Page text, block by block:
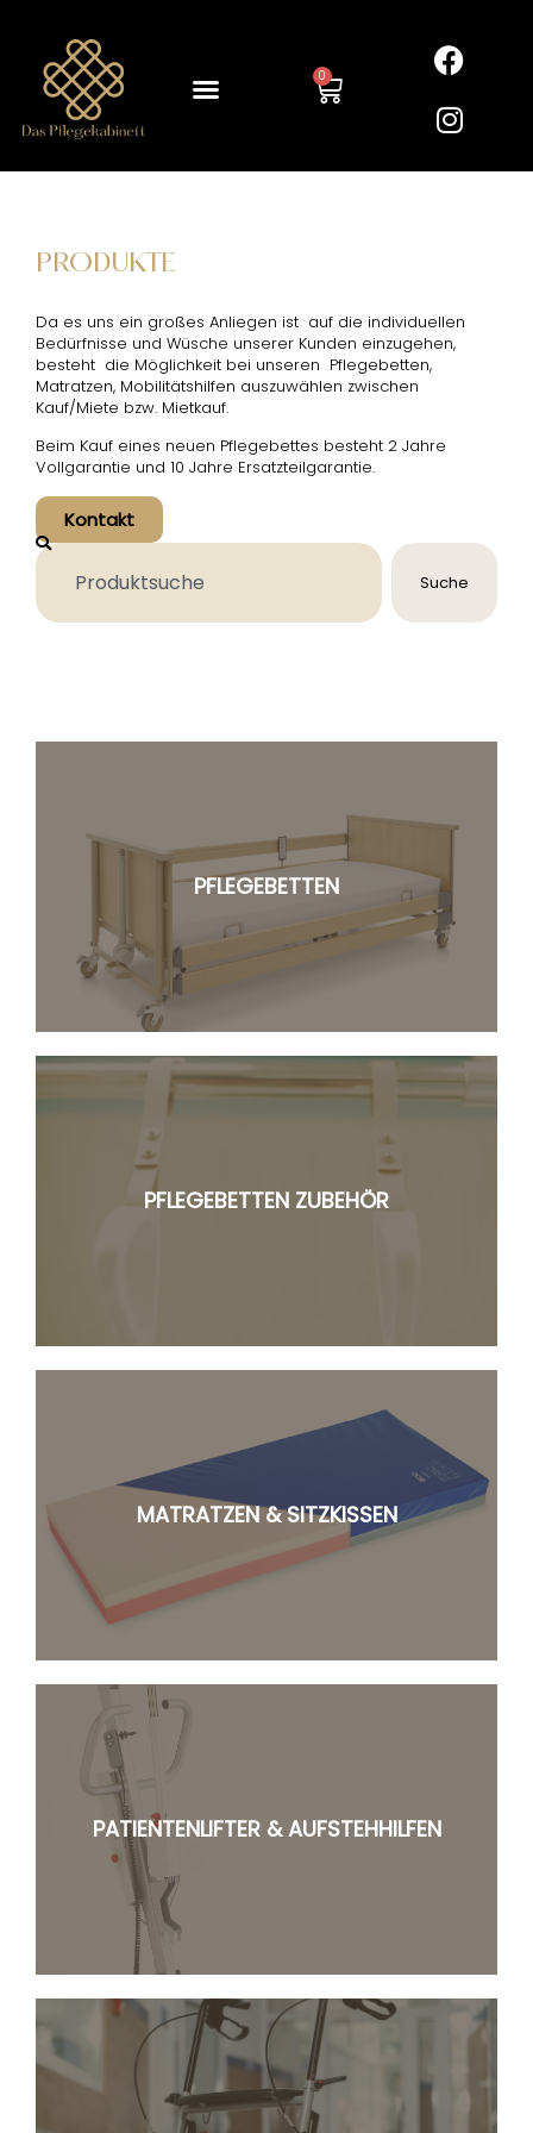
0
PRODUKTE
Da es uns ein großes Anliegen ist auf die individuellen
Bedürfnisse und Wüsche unserer Kunden einzugehen,
besteht die Möglichkeit bei unseren Pflegebetten,
Matratzen, Mobilitätshilfen auszuwählen zwischen
Kauf/Miete bzw. Mietkauf.
Beim Kauf eines neuen Pflegebettes besteht 2 Jahre
Vollgarantie und 10 Jahre Ersatzteilgarantie.
Kontakt
Suche
PFLEGEBETTEN
PFLEGEBETTEN ZUBEHÖR
MATRATZEN & SITZKISSEN
PATIENTENLIFTER & AUFSTEHHILFEN